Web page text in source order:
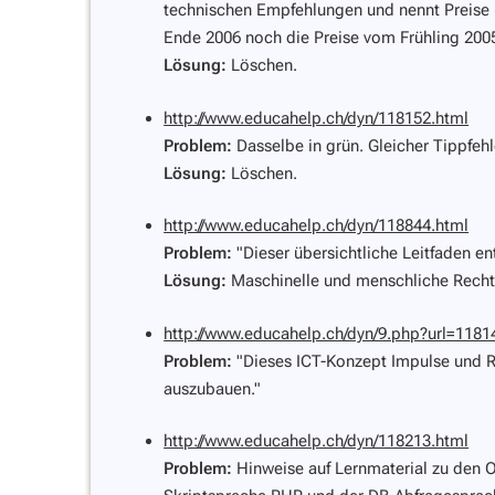
technischen Empfehlungen und nennt
Ende 2006 noch die Preise vom Frühling
Lösung: Löschen.
http://www.educahelp.ch/dyn/118152.html
Problem: Dasselbe in grün. Gleicher
Lösung: Löschen.
http://www.educahelp.ch/dyn/118844.html
Problem: "Dieser übersichtliche Leitfaden
Lösung: Maschinelle und menschliche
http://www.educahelp.ch/dyn/
Problem: "Dieses ICT-Konzept Impulse und
auszubauen."
http://www.educahelp.ch/dyn/118213.html
Problem: Hinweise auf Lernmaterial zu den